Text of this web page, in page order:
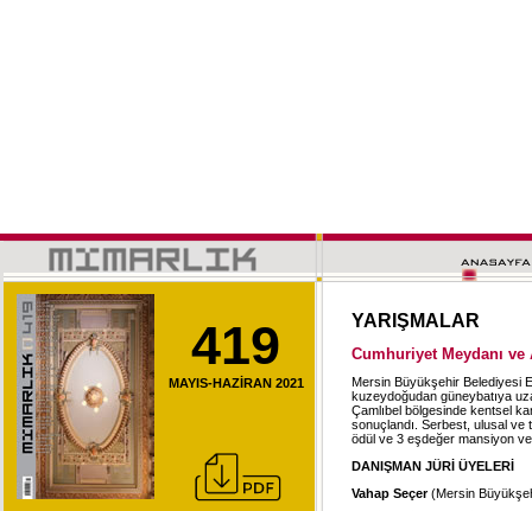
419
MAYIS-HAZİRAN 2021
YARIŞMALAR
Cumhuriyet Meydanı ve
Mersin Büyükşehir Belediyesi
kuzeydoğudan güneybatıya
Çamlıbel bölgesinde kentsel
sonuçlandı. Serbest, ulusal ve
ödül ve 3 eşdeğer mansiyon
DANIŞMAN JÜRİ ÜYELERİ
Vahap Seçer(Mersin